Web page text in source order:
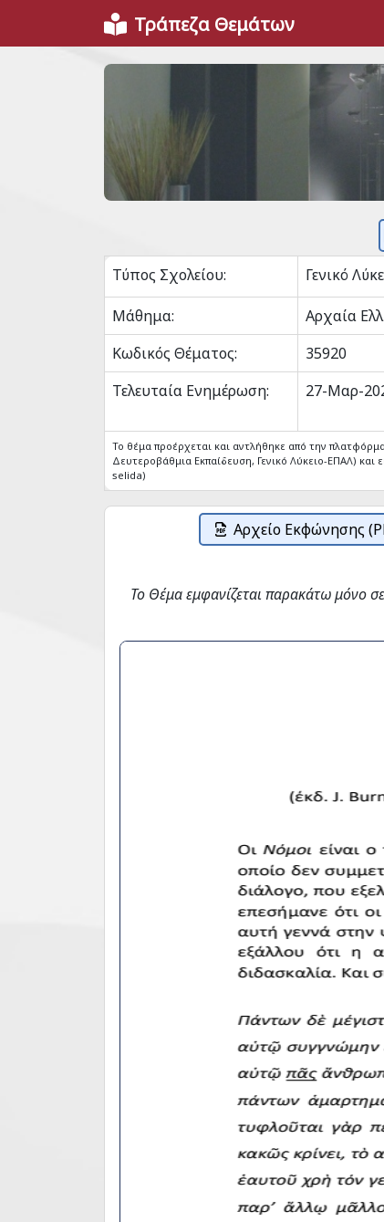
Τράπεζα Θεμάτων
Τύπος Σχολείου:
Γενικό
Μάθημα:
Αρχαία
Κωδικός Θέματος:
35920
Τελευταία Ενημέρωση:
27-Μαρ-
Το θέμα προέρχεται και αντλήθηκε από την
Δευτεροβάθμια Εκπαίδευση, Γενικό Λύκειο-ΕΠΑΛ)
selida)
Αρχείο Εκφώνησης
Το Θέμα εμφανίζεται παρακάτω μόνο